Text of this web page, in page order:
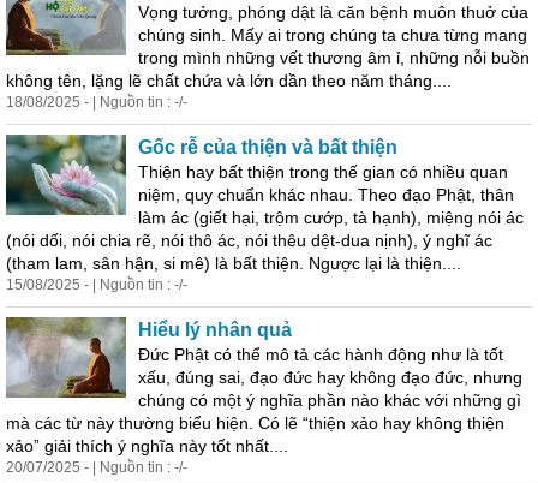
Vọng tưởng, phóng dật là căn bệnh muôn thuở của
chúng sinh. Mấy ai trong chúng ta chưa từng mang
trong mình những vết thương âm ỉ, những nỗi buồn
không tên, lặng lẽ chất chứa và lớn dần theo năm tháng....
18/08/2025 - | Nguồn tin : -/-
Gốc rễ của thiện và bất thiện
Thiện hay bất thiện trong thế gian có nhiều quan
niệm, quy chuẩn khác nhau. Theo đạo Phật, thân
làm ác (giết hại, trộm cướp, tà hạnh), miệng nói ác
(nói dối, nói chia rẽ, nói thô ác, nói thêu dệt-dua nịnh), ý nghĩ ác
(tham lam, sân hận, si mê) là bất thiện . Ngược lại là thiện
15/08/2025 - | Nguồn tin : -/-
Hiểu lý nhân quả
Đức Phật có thể mô tả các hành động như là tốt
xấu, đúng sai, đạo đức hay không đạo đức, nhưng
chúng có một ý nghĩa phần nào khác với những gì
mà các từ này thường biểu hiện . Có lẽ “thiện xảo hay không thiện
xảo” giải thích ý nghĩa này tốt nhất....
20/07/2025 - | Nguồn tin : -/-